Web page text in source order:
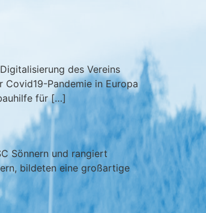
des Vereins
Pandemie in Europa
für […]
Sönnern und rangiert
bildeten eine großartige